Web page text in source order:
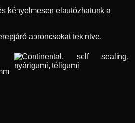
kényelmesen elautózhatunk a
abroncsokat tekintve.